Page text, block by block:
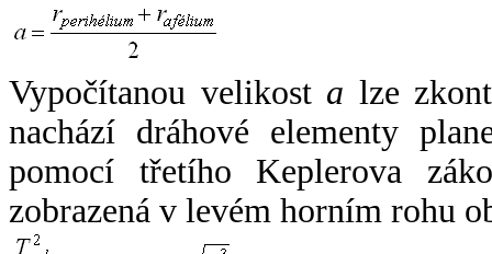
Vypočítanou velikost a lze
nachází dráhové elementy
pomocí třetího Keplerova
zobrazená v levém horním rohu